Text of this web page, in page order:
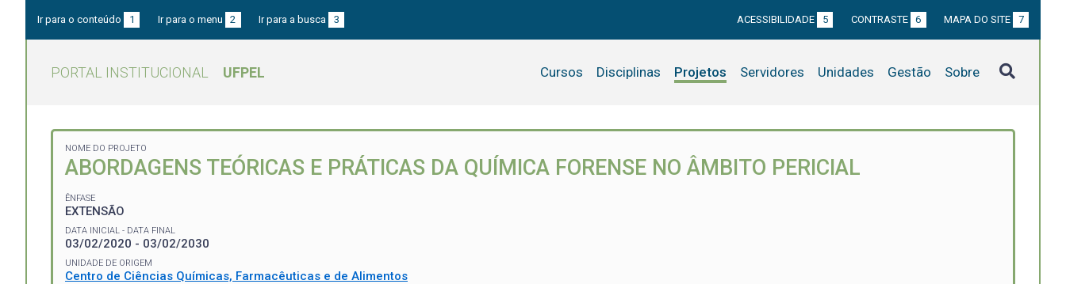
Ir para o conteúdo 1 Ir para o menu 2 Ir para a busca 3 ACESSIBILIDADE 5 CONTRASTE 6 MAPA DO SITE 7
PORTAL INSTITUCIONAL UFPEL Cursos Disciplinas Projetos Servidores Unidades Gestão Sobre
NOME DO PROJETO
ABORDAGENS TEÓRICAS E PRÁTICAS DA QUÍMICA FORENSE NO ÂMBITO PERICIAL
ÊNFASE
EXTENSÃO
DATA INICIAL - DATA FINAL
03/02/2020 - 03/02/2030
UNIDADE DE ORIGEM
Centro de Ciências Químicas, Farmacêuticas e de Alimentos